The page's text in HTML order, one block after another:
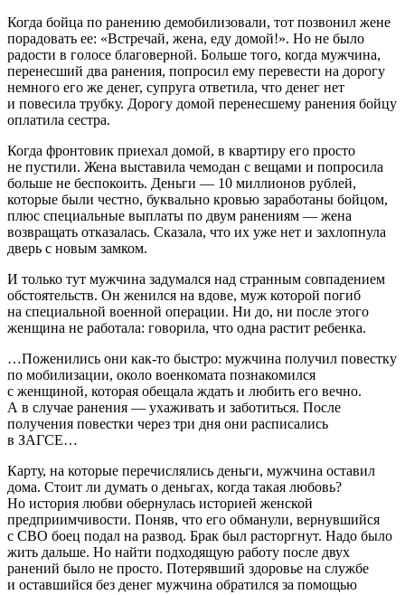
Когда бойца по ранению демобилизовали, тот позвонил жене
порадовать ее: «Встречай, жена, еду домой!». Но не было
радости в голосе благоверной. Больше того, когда мужчина,
перенесший два ранения, попросил ему перевести на дорогу
немного его же денег, супруга ответила, что денег нет
и повесила трубку. Дорогу домой перенесшему ранения бойцу
оплатила сестра.
Когда фронтовик приехал домой, в квартиру его просто
не пустили. Жена выставила чемодан с вещами и попросила
больше не беспокоить. Деньги — 10 миллионов рублей,
которые были честно, буквально кровью заработаны бойцом,
плюс специальные выплаты по двум ранениям — жена
возвращать отказалась. Сказала, что их уже нет и захлопнула
дверь с новым замком.
И только тут мужчина задумался над странным совпадением
обстоятельств. Он женился на вдове, муж которой погиб
на специальной военной операции. Ни до, ни после этого
женщина не работала: говорила, что одна растит ребенка.
…Поженились они как-то быстро: мужчина получил повестку
по мобилизации, около военкомата познакомился
с женщиной, которая обещала ждать и любить его вечно.
А в случае ранения — ухаживать и заботиться. После
получения повестки через три дня они расписались
в ЗАГСЕ…
Карту, на которые перечислялись деньги, мужчина оставил
дома. Стоит ли думать о деньгах, когда такая любовь?
Но история любви обернулась историей женской
предприимчивости. Поняв, что его обманули, вернувшийся
с СВО боец подал на развод. Брак был расторгнут. Надо было
жить дальше. Но найти подходящую работу после двух
ранений было не просто. Потерявший здоровье на службе
и оставшийся без денег мужчина обратился за помощью